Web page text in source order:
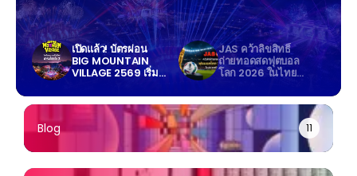
เปิดแล้ว! บัตรผ่อน
BIG MOUNTAIN
VILLAGE 2569 เริ่ม
ผ่อน 0% ไม่มีบัตร
เครดิตก็ซื้อได้
JAS คว้าลิขสิทธิ์
ถ่ายทอดสดฟุตบอล
โลก 2026 ในไทย
104 นัด ผ่าน
MONOMAX
Blog 11